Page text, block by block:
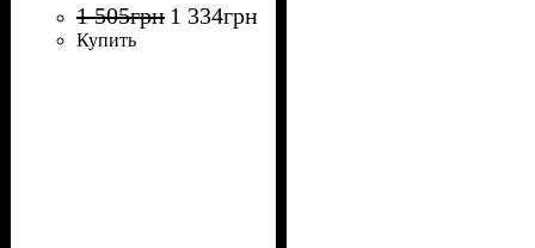
1 505грн 1 334грн
Купить